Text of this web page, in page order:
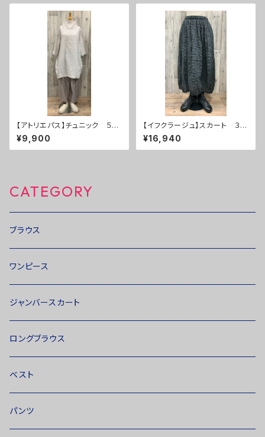
【アトリエパス】チュニック ５
０％ＯＦＦ
¥9,900
【イフクラージュ】スカート ３
０％ＯＦＦ
¥16,940
CATEGORY
ブラウス
ワンピース
ジャンバースカート
ロングブラウス
ベスト
パンツ